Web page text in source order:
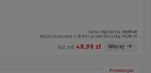
Cena regularna: 69,99 zł
Najniższa cena z 30 dni przed obniżką: 69,99 zł
Już od: 48,99 zł Więcej
Promocja!